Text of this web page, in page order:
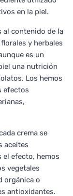
en la piel.
al contenido de la
y herbales
es un
una nutrición
Los hemos
efectos
crema se
aceites
el efecto, hemos
vegetales
orgánica o
antioxidantes.